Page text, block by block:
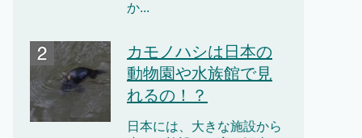
か...
カモノハシは日本の
動物園や水族館で見
れるの！？
日本には、大きな施設から